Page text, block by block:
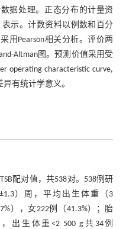
数据处理。正态分布的计量资
表示。计数资料以例数和百分
用Pearson相关分析。评价两
Altman图。预测价值采用受
operating characteristic curve,
异有统计学意义。
配对值，共538对。538例研
）周，平均出生体重（3
），女222例（41.3%）；胎
出生体重<2 500 g共34例